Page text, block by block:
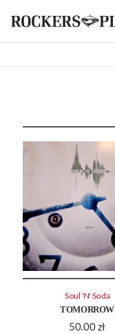
TOMORROW
50.00 zł
Soul 'N' Soda